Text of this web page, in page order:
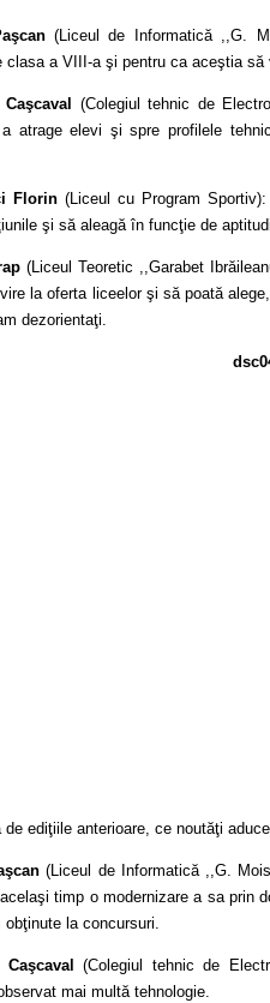
(Liceul de Informatică ,,G.
clasa a VIII-a şi pentru ca aceştia
(Colegiul tehnic de
atrage elevi şi spre profilele
Florin(Liceul cu Program
şi să aleagă în funcţie de
(Liceul Teoretic ,,Garabet
la oferta liceelor şi să poată
dezorientaţi.
de ediţiile anterioare, ce noutăţi
(Liceul de Informatică ,,G.
timp o modernizare a sa prin
obţinute la concursuri.
(Colegiul tehnic de
mai multă tehnologie.